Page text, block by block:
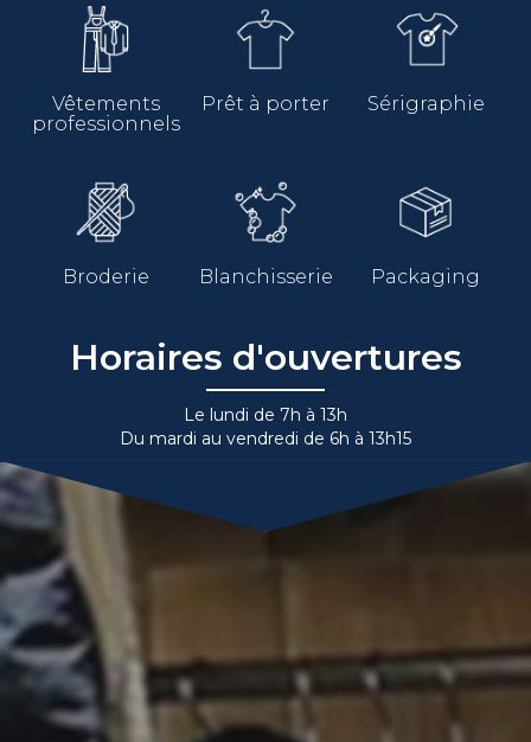
Vêtements
professionnels
Prêt à porter Sérigraphie
Broderie Blanchisserie Packaging
Horaires d'ouvertures
Le lundi de 7h à 13h
Du mardi au vendredi de 6h à 13h15